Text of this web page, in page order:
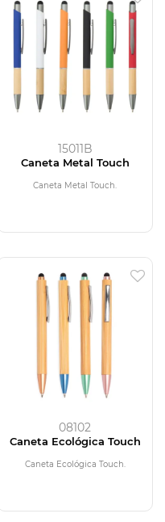
15011B
Caneta Metal Touch
Caneta Metal Touch.
08102
Caneta Ecológica Touch
Caneta Ecológica Touch.